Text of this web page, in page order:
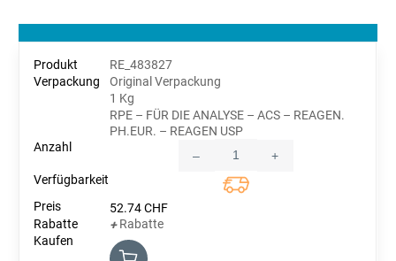
RE_483827
Original Verpackung
1 Kg
RPE – FÜR DIE ANALYSE – ACS – REAGEN.
PH.EUR. – REAGEN USP
Quantity
– +
52.74CHF
+Rabatte